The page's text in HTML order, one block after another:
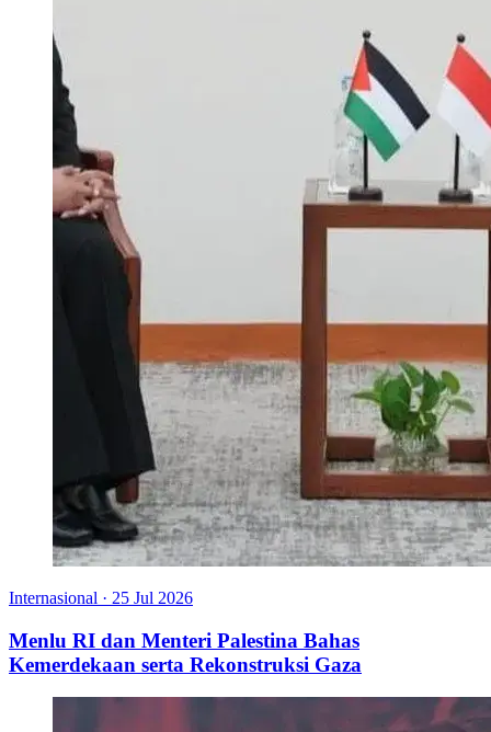
Internasional · 25 Jul 2026
Menlu RI dan Menteri Palestina Bahas
Kemerdekaan serta Rekonstruksi Gaza